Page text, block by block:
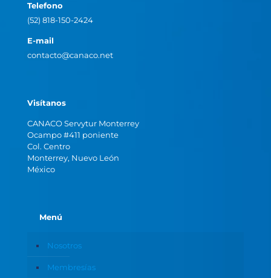
Telefono
(52) 818-150-2424
E-mail
contacto@canaco.net
Visítanos
CANACO Servytur Monterrey
Ocampo #411 poniente
Col. Centro
Monterrey, Nuevo León
México
Menú
Nosotros
Membresías